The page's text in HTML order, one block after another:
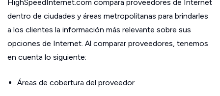
HighSpeedInternet.com compara proveedores de Internet
dentro de ciudades y áreas metropolitanas para brindarles
a los clientes la información más relevante sobre sus
opciones de Internet. Al comparar proveedores, tenemos
en cuenta lo siguiente:
Áreas de cobertura del proveedor